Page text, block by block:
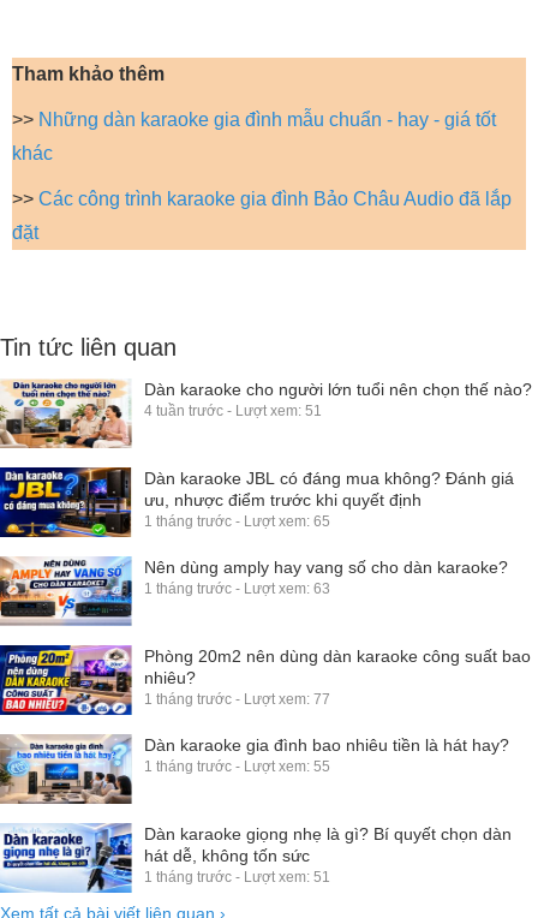
Tham khảo thêm
>> Những dàn karaoke gia đình mẫu chuẩn - hay - giá tốt
khác
>> Các công trình karaoke gia đình Bảo Châu Audio đã lắp
đặt
Tin tức liên quan
Dàn karaoke cho người lớn tuổi nên chọn thế nào?
4 tuần trước - Lượt xem: 51
Dàn karaoke JBL có đáng mua không? Đánh giá
ưu, nhược điểm trước khi quyết định
1 tháng trước - Lượt xem: 65
Nên dùng amply hay vang số cho dàn karaoke?
1 tháng trước - Lượt xem: 63
Phòng 20m2 nên dùng dàn karaoke công suất bao
nhiêu?
1 tháng trước - Lượt xem: 77
Dàn karaoke gia đình bao nhiêu tiền là hát hay?
1 tháng trước - Lượt xem: 55
Dàn karaoke giọng nhẹ là gì? Bí quyết chọn dàn
hát dễ, không tốn sức
1 tháng trước - Lượt xem: 51
Xem tất cả bài viết liên quan ›